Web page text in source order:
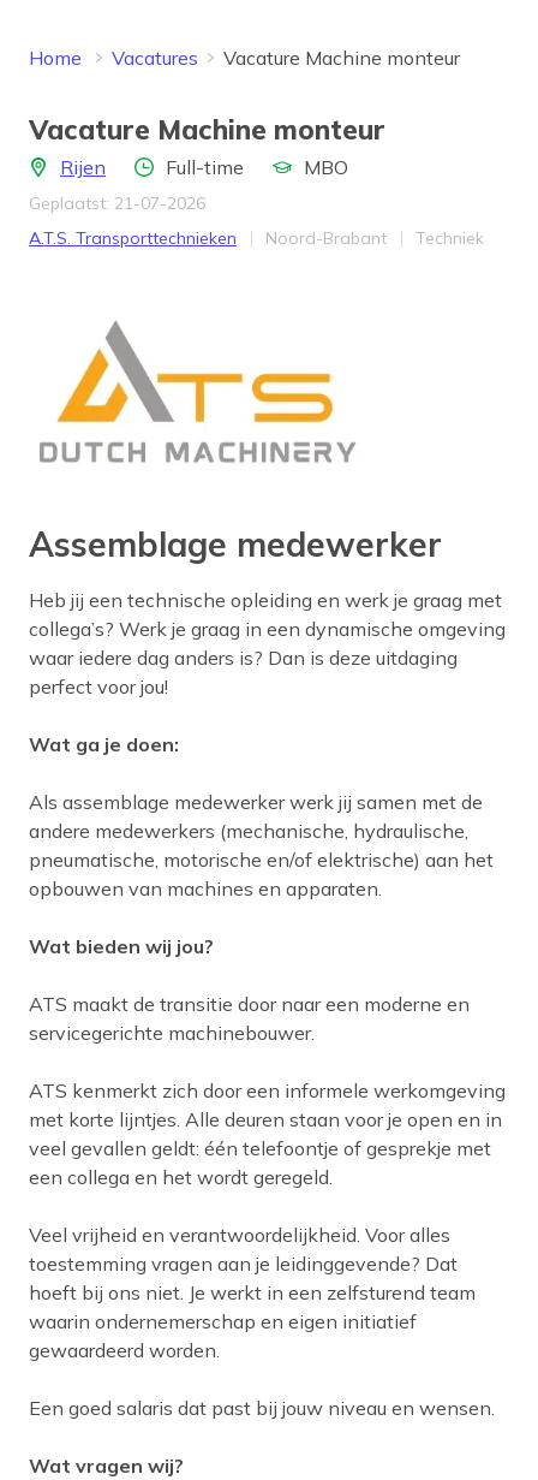
Home Vacatures Vacature Machine monteur
Vacature Machine monteur
LocatieRijen Aantal uren
Full-time Opleidingsniveau
MBO
Geplaatst: 21-07-2026
Bedrijf
A.T.S. Transporttechnieken Provincie
Noord-Brabant Werkveld
Techniek
Assemblage medewerker
Heb jij een technische opleiding en werk je graag met
collega’s? Werk je graag in een dynamische omgeving
waar iedere dag anders is? Dan is deze uitdaging
perfect voor jou!
Wat ga je doen:
Als assemblage medewerker werk jij samen met de
andere medewerkers (mechanische, hydraulische,
pneumatische, motorische en/of elektrische) aan het
opbouwen van machines en apparaten.
Wat bieden wij jou?
ATS maakt de transitie door naar een moderne en
servicegerichte machinebouwer.
ATS kenmerkt zich door een informele werkomgeving
met korte lijntjes. Alle deuren staan voor je open en in
veel gevallen geldt: één telefoontje of gesprekje met
een collega en het wordt geregeld.
Veel vrijheid en verantwoordelijkheid. Voor alles
toestemming vragen aan je leidinggevende? Dat
hoeft bij ons niet. Je werkt in een zelfsturend team
waarin ondernemerschap en eigen initiatief
gewaardeerd worden.
Een goed salaris dat past bij jouw niveau en wensen.
Wat vragen wij?